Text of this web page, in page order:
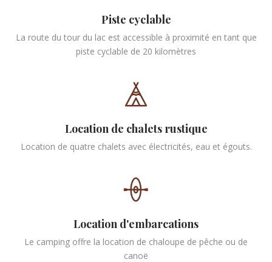
Piste cyclable
La route du tour du lac est accessible à proximité en tant que
piste cyclable de 20 kilomètres
Location de chalets rustique
Location de quatre chalets avec électricités, eau et égouts.
Location d'embarcations
Le camping offre la location de chaloupe de pêche ou de
canoë